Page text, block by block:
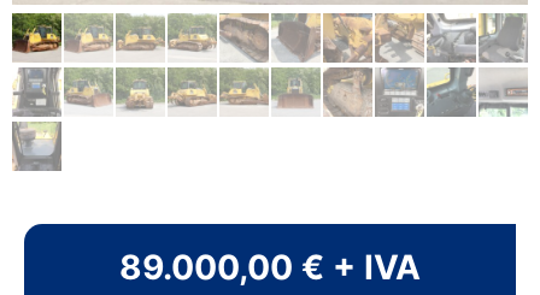
89.000,00 € + IVA